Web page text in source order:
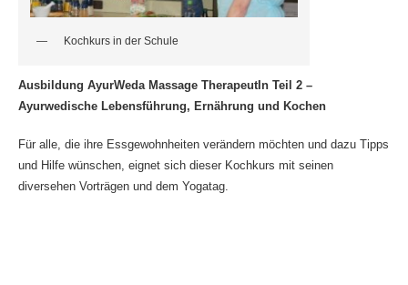
Kochkurs in der Schule
Ausbildung AyurWeda Massage TherapeutIn Teil 2 –
Ayurwedische Lebensführung, Ernährung und Kochen
Für alle, die ihre Essgewohnheiten verändern möchten und dazu Tipps
und Hilfe wünschen, eignet sich dieser Kochkurs mit seinen
diversehen Vorträgen und dem Yogatag.